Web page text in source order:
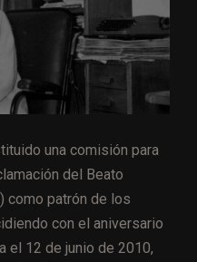
una comisión para
del Beato
como patrón de los
con el aniversario
el 12 de junio de 2010,